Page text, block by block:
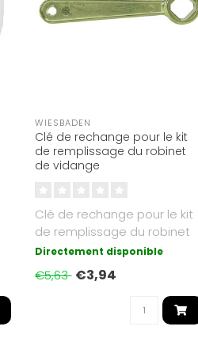
WIESBADEN
Clé de rechange pour le kit
de remplissage du robinet
de vidange
Clé de rechange pour le kit
de remplissage du robinet
de vidange..
Directement disponible
€5,63 €3,94